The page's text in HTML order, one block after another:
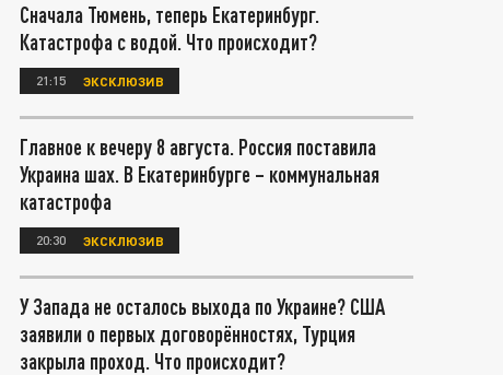
Сначала Тюмень, теперь Екатеринбург.
Катастрофа с водой. Что происходит?
21:15 ЭКСКЛЮЗИВ
Главное к вечеру 8 августа. Россия поставила
Украина шах. В Екатеринбурге – коммунальная
катастрофа
20:30 ЭКСКЛЮЗИВ
У Запада не осталось выхода по Украине? США
заявили о первых договорённостях, Турция
закрыла проход. Что происходит?